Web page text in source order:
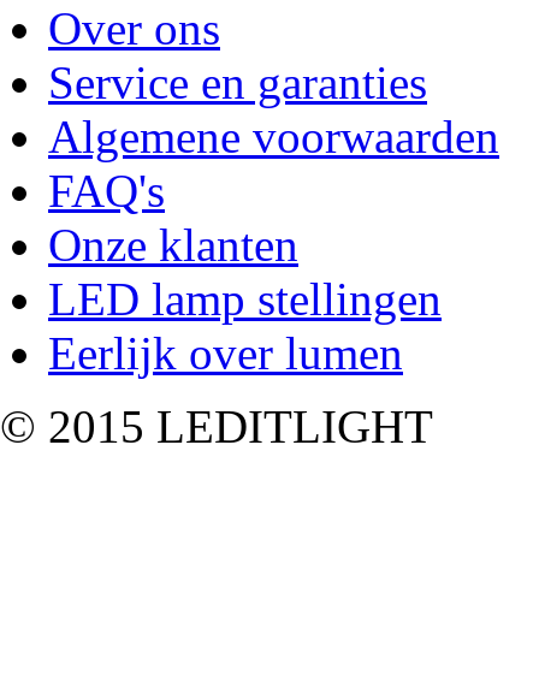
Over ons
Service en garanties
Algemene voorwaarden
FAQ's
Onze klanten
LED lamp stellingen
Eerlijk over lumen
© 2015 LEDITLIGHT